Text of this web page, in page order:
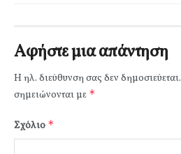
Αφήστε μια απάντηση
Η ηλ. διεύθυνση σας δεν δημοσιεύεται.
σημειώνονται με *
Σχόλιο *